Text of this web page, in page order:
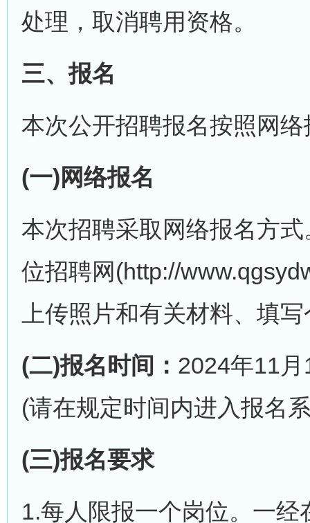
处理，取消聘用资格。
三、报名
本次公开招聘报名按照网
(一)网络报名
本次招聘采取网络报名方
位招聘网(http://
上传照片和有关材料、填
(二)报名时间： 2024年11
(请在规定时间内进入报名
(三)报名要求
1.每人限报一个岗位。一